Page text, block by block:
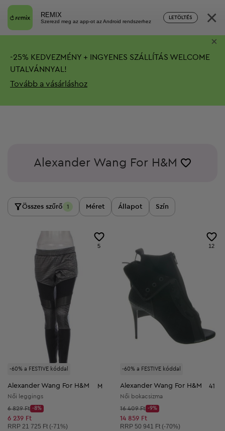
REMIX
Szerezd meg az app-ot az Android rendszerhez
LETÖLTÉS ×
-25% KEDVEZMÉNY + INGYENES SZÁLLÍTÁS WELCOME
UTALVÁNNYAL!
Tovább a vásárláshoz
×
Alexander Wang For H&M
Összes szűrő 1 Méret Állapot Szín
-60% a FESTIVE kóddal
5
Alexander Wang For H&M M
Női leggings
Kezdő ár:
6 829 Ft
Discount Price:
-8%
Csökkentett ár:
6 239 Ft
Ajánlott ár:
RRP 21 725 Ft (-71%)
-60% a FESTIVE kóddal
12
Alexander Wang For H&M 41
Női bokacsizma
Kezdő ár:
16 409 Ft
Discount Price:
-9%
Csökkentett ár:
14 859 Ft
Ajánlott ár:
RRP 50 941 Ft (-70%)